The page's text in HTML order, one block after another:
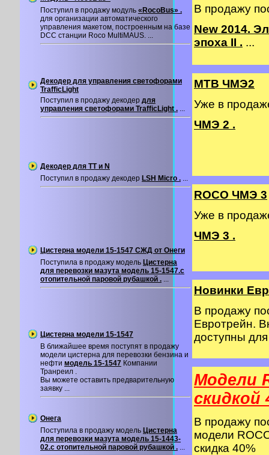
Поступил в продажу модуль «RocoBus» .
для организации автоматического
управления макетом, построенным на базе
DCC станции Roco MultiMAUS. ...
Декодер для управления светофорами
TrafficLight
Поступил в продажу декодер для
управления светофорами TrafficLight . ...
Декодер для TT и N
Поступил в продажу декодер LSH Micro . ...
Цистерна модели 15-1547 СЖД от Онеги
Поступила в продажу модель Цистерна
для перевозки мазута модель 15-1547.с
отопительной паровой рубашкой . ...
Цистерна модели 15-1547
В ближайшее время поступят в продажу
модели цистерна для перевозки бензина и
нефти модель 15-1547 Компании
Транреил .
Вы можете оставить предварительную
заявку ...
Онега
Поступила в продажу модель Цистерна
для перевозки мазута модель 15-1443-
02.с отопительной паровой рубашкой . ...
В продажу
New 2014.
эпоха II . ...
MTB ЧМЭ2
Уже в
ЧМЭ 2 .
ROCO ЧМЭ 3
Уже в
ЧМЭ 3 .
Новинки
В продажу
Евротрейн.
доступны
Модели
cкидкой
В продажу
модели
скидка 40%